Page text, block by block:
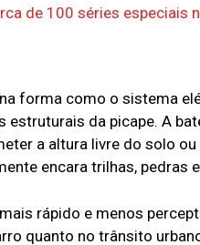
de 100 séries especiais
forma como o sistema
da picape. A
a altura livre do solo ou
encara trilhas, pedras
rápido e menos
quanto no trânsito